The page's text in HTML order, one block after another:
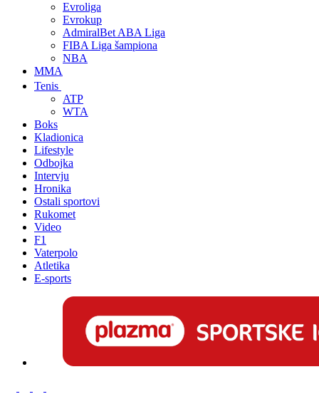
Evroliga
Evrokup
AdmiralBet ABA Liga
FIBA Liga šampiona
NBA
MMA
Tenis
ATP
WTA
Boks
Kladionica
Lifestyle
Odbojka
Intervju
Hronika
Ostali sportovi
Rukomet
Video
F1
Vaterpolo
Atletika
E-sports